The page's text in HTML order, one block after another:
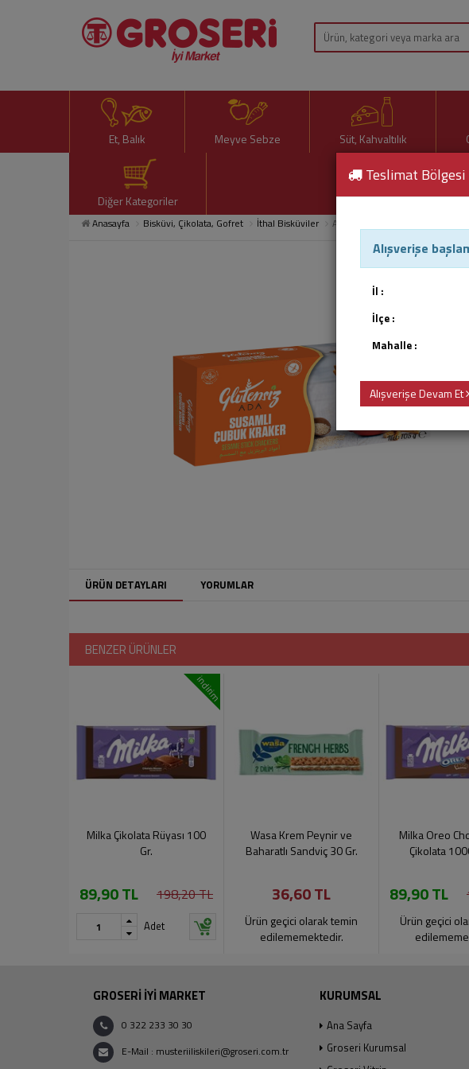
Et, Balık Meyve Sebze Süt, Kahvaltılık
Diğer Kategoriler
Anasayfa Bisküvi, Çikolata, Gofret İthal Bisküviler Ada Glutensiz Susamlı Çubuk
ÜRÜN DETAYLARI YORUMLAR
BENZER ÜRÜNLER
indirim
Milka Çikolata Rüyası 100
Gr.
89,90 TL 198,20 TL
Adet
Wasa Krem Peynir ve
Baharatlı Sandviç 30 Gr.
36,60 TL
Ürün geçici olarak temin
edilememektedir.
Milka Oreo
Çikolata
89,90 TL
Ürün geçici
GROSERİ İYİ MARKET
0 322 233 30 30
E-Mail : musteriiliskileri@groseri.com.tr
KURUMSAL
Ana Sayfa
Groseri Kurumsal
Teslimat Bölgesi
Alışverişe
İl :
İlçe :
Mahalle :
Alışverişe Devam Et